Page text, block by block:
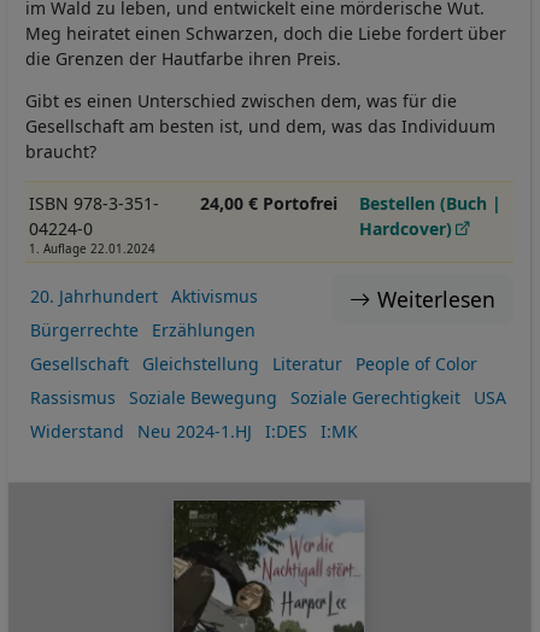
im Wald zu leben, und entwickelt eine mörderische Wut.
Meg heiratet einen Schwarzen, doch die Liebe fordert über
die Grenzen der Hautfarbe ihren Preis.
Gibt es einen Unterschied zwischen dem, was für die
Gesellschaft am besten ist, und dem, was das Individuum
braucht?
ISBN 978-3-351-
04224-0
1. Auflage 22.01.2024
24,00 € Portofrei
Bestellen (Buch |
Hardcover)
Weiterlesen
20. Jahrhundert
Aktivismus
Bürgerrechte
Erzählungen
Gesellschaft
Gleichstellung Literatur
People of Color
Rassismus
Soziale Bewegung Soziale Gerechtigkeit
USA
Widerstand
Neu 2024-1.HJ I:DES I:MK